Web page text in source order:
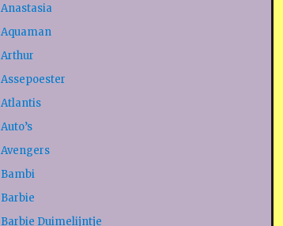
Anastasia
Aquaman
Arthur
Assepoester
Atlantis
Auto’s
Avengers
Bambi
Barbie
Barbie Duimelijntje